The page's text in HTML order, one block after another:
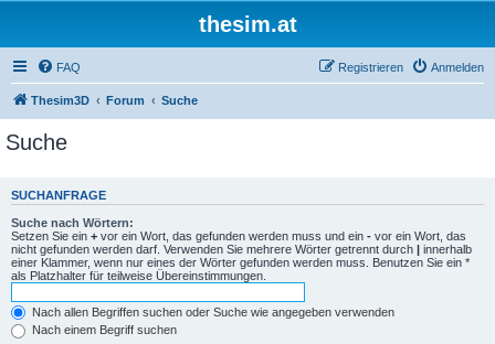
thesim.at
FAQ Anmelden
Registrieren
Thesim3D Forum Suche
Suche
SUCHANFRAGE
Suche nach Wörtern:
Setzen Sie ein + vor ein Wort, das gefunden werden muss und ein - vor ein Wort, das
nicht gefunden werden darf. Verwenden Sie mehrere Wörter getrennt durch | innerhalb
einer Klammer, wenn nur eines der Wörter gefunden werden muss. Benutzen Sie ein *
als Platzhalter für teilweise Übereinstimmungen.
Nach allen Begriffen suchen oder Suche wie angegeben verwenden
Nach einem Begriff suchen